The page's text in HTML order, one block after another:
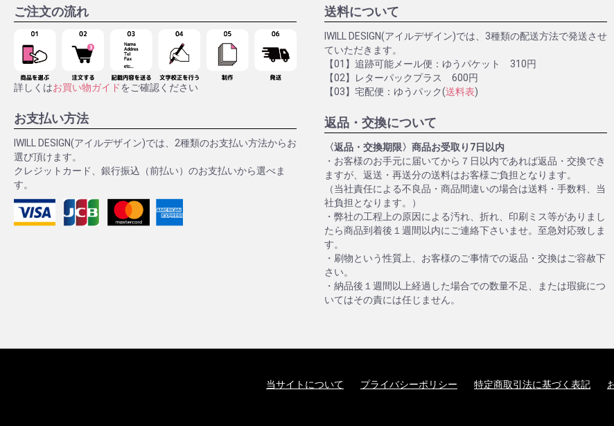
ご注文の流れ
詳しくはお買い物ガイドをご確認ください
お支払い方法
IWILL DESIGN(アイルデザイン)では、2種類のお支払い方法からお
選び頂けます。
クレジットカード、銀行振込（前払い）のお支払いから選べま
す。
送料について
IWILL DESIGN(アイルデザイン)では、3種類の配送方法で発送させ
ていただきます。
【01】追跡可能メール便：ゆうパケット 310円
【02】レターパックプラス 600円
【03】宅配便：ゆうパック(送料表)
返品・交換について
〈返品・交換期限〉商品お受取り7日以内
・お客様のお手元に届いてから７日以内であれば返品・交換でき
ますが、返送・再送分の送料はお客様ご負担となります。
（当社責任による不良品・商品間違いの場合は送料・手数料、当
社負担となります。）
・弊社の工程上の原因による汚れ、折れ、印刷ミス等がありまし
たら商品到着後１週間以内にご連絡下さいませ。至急対応致しま
す。
・刷物という性質上、お客様のご事情での返品・交換はご容赦下
さい。
・納品後１週間以上経過した場合での数量不足、または瑕疵につ
いてはその責には任じません。
当サイトについて プライバシーポリシー 特定商取引法に基づく表記